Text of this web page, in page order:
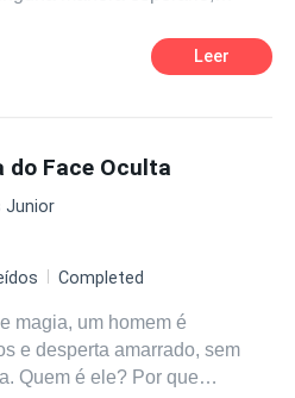
experiencias, sin
con un costo, un secreto,
Leer
do Face Oculta
Junior
Completed
magia, um homem é
e desperta amarrado, sem
Quem é ele? Por que